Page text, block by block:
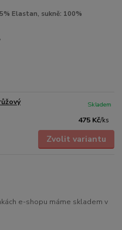
Elastan, sukně: 100%
475 Kč/ks
Skladem
Zvolit variantu
e-shopu máme skladem v